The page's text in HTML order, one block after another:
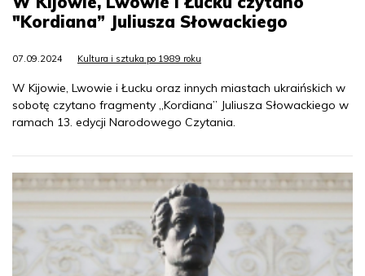
"Kordiana” Juliusza Słowackiego
07.09.2024 Kultura i sztuka po 1989 roku
W Kijowie, Lwowie i Łucku oraz innych miastach ukraińskich w
sobotę czytano fragmenty „Kordiana” Juliusza Słowackiego w
ramach 13. edycji Narodowego Czytania.